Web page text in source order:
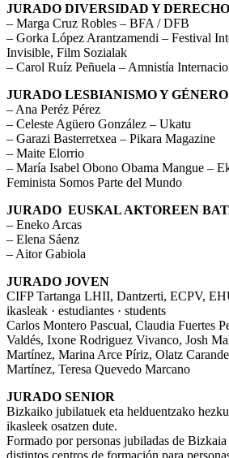
JURADO DIVERSIDAD Y
– Marga Cruz Robles – BFA / DFB
– Gorka López Arantzamendi – Festival
Invisible, Film Sozialak
– Carol Ruíz Peñuela – Amnistía
JURADO LESBIANISMO Y GÉNERO
– Ana Peréz Pérez
– Celeste Agüero González – Ukatu
– Garazi Basterretxea – Pikara Magazine
– Maite Elorrio
– María Isabel Obono Obama Mangue –
Feminista Somos Parte del Mundo
JURADO EUSKAL AKTOREEN
– Eneko Arcas
– Elena Sáenz
– Aitor Gabiola
JURADO JOVEN
CIFP Tartanga LHII, Dantzerti, ECPV,
ikasleak · estudiantes · students
Carlos Montero Pascual, Claudia Fuertes
Valdés, Ixone Rodriguez Vivanco, Josh
Martínez, Marina Arce Píriz, Olatz
Martínez, Teresa Quevedo Marcano
JURADO SENIOR
Bizkaiko jubilatuek eta helduentzako
ikasleek osatzen dute.
Formado por personas jubiladas de
distintos centros de formación para